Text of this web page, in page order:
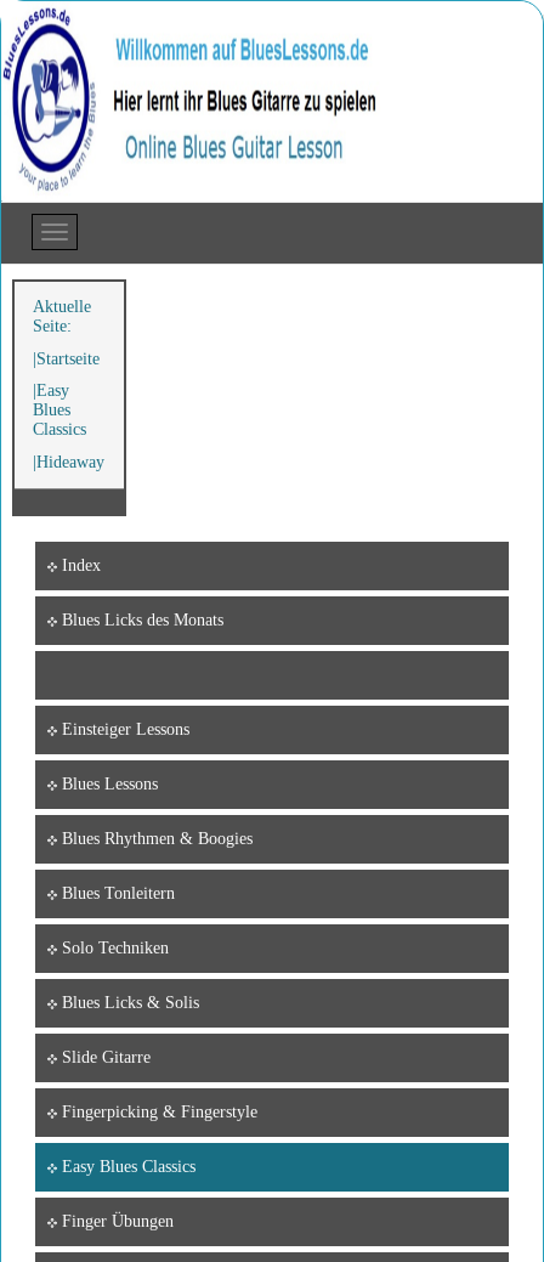
Aktuelle
Seite:
Startseite
Easy
Blues
Classics
Hideaway
Index
Blues Licks des Monats
Einsteiger Lessons
Blues Lessons
Blues Rhythmen & Boogies
Blues Tonleitern
Solo Techniken
Blues Licks & Solis
Slide Gitarre
Fingerpicking & Fingerstyle
Easy Blues Classics
Finger Übungen